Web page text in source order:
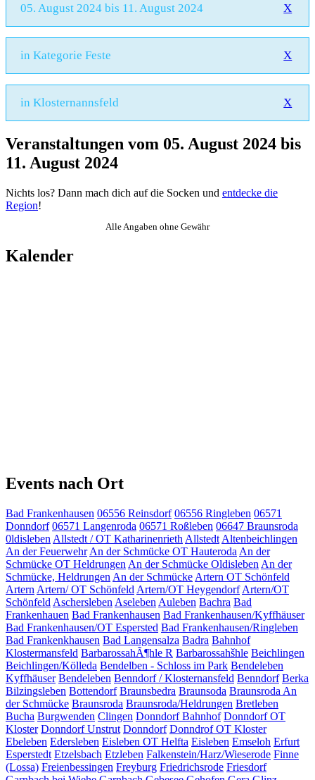
05. August 2024 bis 11. August 2024 X
in Kategorie Feste X
in Klosternannsfeld X
Veranstaltungen vom 05. August 2024 bis
11. August 2024
Nichts los? Dann mach dich auf die Socken und entdecke die
Region!
Alle Angaben ohne Gewähr
Kalender
Events nach Ort
Bad Frankenhausen 06556 Reinsdorf 06556 Ringleben 06571
Donndorf 06571 Langenroda 06571 Roßleben 06647 Braunsroda
0ldisleben Allstedt / OT Katharinenrieth Allstedt Altenbeichlingen
An der Feuerwehr An der Schmücke OT Hauteroda An der
Schmücke OT Heldrungen An der Schmücke Oldisleben An der
Schmücke, Heldrungen An der Schmücke Artern OT Schönfeld
Artern Artern/ OT Schönfeld Artern/OT Heygendorf Artern/OT
Schönfeld Aschersleben Aseleben Auleben Bachra Bad
Frankenhauen Bad Frankenhausen Bad Frankenhausen/Kyffhäuser
Bad Frankenhausen/OT Espersted Bad Frankenhausen/Ringleben
Bad Frankenkhausen Bad Langensalza Badra Bahnhof
Klostermansfeld BarbarossahÃ¶hle R Barbarossahšhle Beichlingen
Beichlingen/Kölleda Bendelben - Schloss im Park Bendeleben
Kyffhäuser Bendeleben Benndorf / Klosternansfeld Benndorf Berka
Bilzingsleben Bottendorf Braunsbedra Braunsoda Braunsroda An
der Schmücke Braunsroda Braunsroda/Heldrungen Bretleben
Bucha Burgwenden Clingen Donndorf Bahnhof Donndorf OT
Kloster Donndorf Unstrut Donndorf Donndrof OT Kloster
Ebeleben Edersleben Eisleben OT Helfta Eisleben Emseloh Erfurt
Esperstedt Etzelsbach Etzleben Falkenstein/Harz/Wieserode Finne
(Lossa) Freienbessingen Freyburg Friedrichsrode Friesdorf